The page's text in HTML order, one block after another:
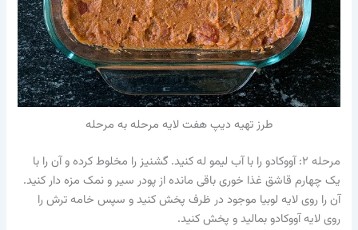
طرز تهیه دیپ هفت لایه مرحله به مرحله
مرحله ۲: آووکادو را با آب لیمو له کنید. گشنیز را مخلوط کرده و آن را با
یک چهارم قاشق غذا خوری باقی مانده از پودر سیر و نمک مزه دار کنید.
آن را روی لایه لوبیا موجود در ظرف پخش کنید و سپس خامه ترش را
روی لایه آووکادو بمالید و پخش کنید.